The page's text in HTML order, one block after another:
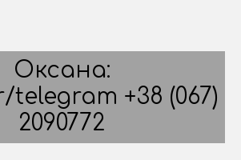
Оксана:
+38 (067)
2090772